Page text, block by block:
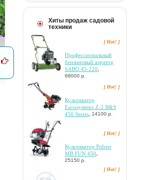
Хиты продаж садовой
техники
[ Hot! ]
Профессиональный
бензиновый аэратор
SABO 45-220,
68000 р.
[ Hot! ]
Культиватор
Eurosystems Z-2 B&S
450 Series
14100 р.
[ Hot! ]
Культиватор Pubert
MB FUN 450
25150 р.
[ Hot! ]